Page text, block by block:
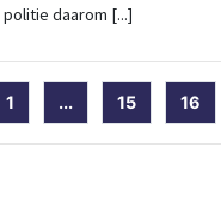
daarom [...]
1 ... 15 16